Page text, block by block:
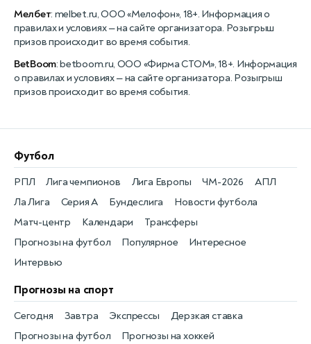
Мелбет: melbet.ru, ООО «Мелофон», 18+. Информация о
правилах и условиях — на сайте организатора. Розыгрыш
призов происходит во время события.
BetBoom: betboom.ru, ООО «Фирма СТОМ», 18+. Информация
о правилах и условиях — на сайте организатора. Розыгрыш
призов происходит во время события.
Футбол
Новости футбола
РПЛ
Матч-центр
Лига чемпионов
Календари
Лига Европы
Трансферы
ЧМ-2026
Прогнозы на футбол
АПЛ
Популярное
Ла Лига
Интересное
Серия А
Интервью
Бундеслига
Прогнозы на спорт
Прогнозы на футбол
Сегодня
Прогнозы на хоккей
Завтра Экспрессы Дерзкая ставка